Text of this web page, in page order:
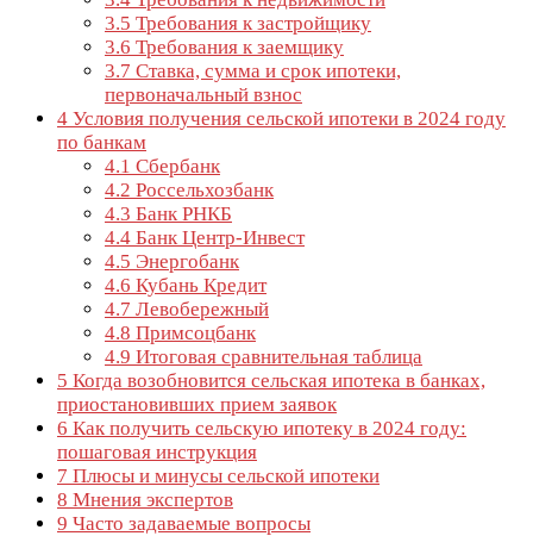
3.5 Требования к застройщику
3.6 Требования к заемщику
3.7 Ставка, сумма и срок ипотеки,
первоначальный взнос
4 Условия получения сельской ипотеки в 2024 году
по банкам
4.1 Сбербанк
4.2 Россельхозбанк
4.3 Банк РНКБ
4.4 Банк Центр-Инвест
4.5 Энергобанк
4.6 Кубань Кредит
4.7 Левобережный
4.8 Примсоцбанк
4.9 Итоговая сравнительная таблица
5 Когда возобновится сельская ипотека в банках,
приостановивших прием заявок
6 Как получить сельскую ипотеку в 2024 году:
пошаговая инструкция
7 Плюсы и минусы сельской ипотеки
8 Мнения экспертов
9 Часто задаваемые вопросы